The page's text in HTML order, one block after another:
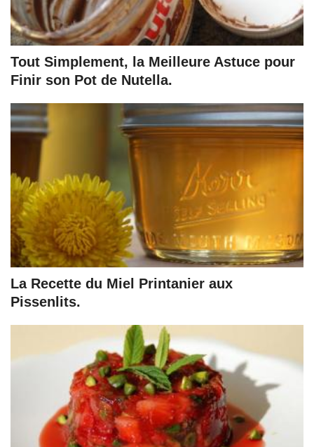
Tout Simplement, la Meilleure Astuce pour
Finir son Pot de Nutella.
La Recette du Miel Printanier aux
Pissenlits.